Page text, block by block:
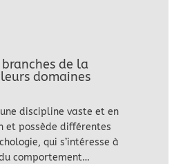
de la
domaines
discipline vaste et en
et possède différentes
qui s’intéresse à
comportement…